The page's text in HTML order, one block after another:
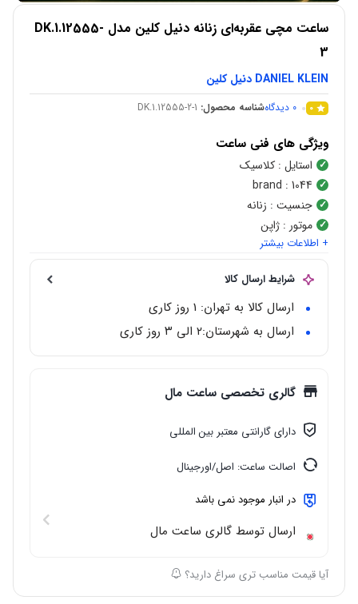
ساعت مچی عقربه‌ای زنانه دنیل کلین مدل DK.1.12555-
3
DANIEL KLEIN دنیل کلین
0
0 دیدگاهشناسه محصول: DK.1.12555-2-1
ویژگی های فنی ساعت
استایل : کلاسیک
brand : 1044
جنسیت : زنانه
موتور : ژاپن
نوع موتور:اتوماتیک
رنگ صفحه: نقره ای
جنس قاب :استیل ضد زنگ
مقاوم در برابر آب
+ اطلاعات بیشتر
شرایط ارسال کالا
ارسال کالا به تهران: 1 روز کاری
ارسال به شهرستان:‌۲ الی ۳ روز کاری
گالری تخصصی ساعت مال
دارای گارانتی معتبر بین المللی
اصالت ساعت: اصل/اورجینال
در انبار موجود نمی باشد
ارسال توسط گالری ساعت مال
آیا قیمت مناسب تری سراغ دارید؟